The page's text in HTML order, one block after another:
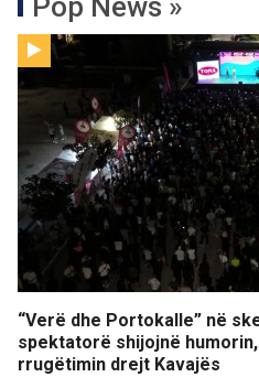
Pop News »
“Verë dhe Portokalle” në
spektatorë shijojnë
rrugëtimin drejt Kavajës